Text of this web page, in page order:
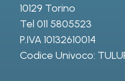
10129 Torino
Tel 011 5805523
P.IVA 10132610014
Codice Univoco: